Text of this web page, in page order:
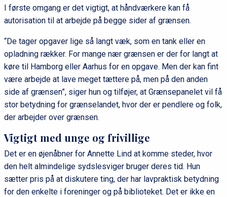
I første omgang er det vigtigt, at håndværkere kan få
autorisation til at arbejde på begge sider af grænsen.
“De tager opgaver lige så langt væk, som en tank eller en
opladning rækker. For mange nær grænsen er der for langt at
køre til Hamborg eller Aarhus for en opgave. Men der kan fint
være arbejde at lave meget tættere på, men på den anden
side af grænsen”, siger hun og tilføjer, at Grænsepanelet vil få
stor betydning for grænselandet, hvor der er pendlere og folk,
der arbejder over grænsen.
Vigtigt med unge og frivillige
Det er en øjenåbner for Annette Lind at komme steder, hvor
den helt almindelige sydslesviger bruger deres tid. Hun
sætter pris på at diskutere ting, der har lavpraktisk betydning
for den enkelte i foreninger og på biblioteket. Det er ikke en